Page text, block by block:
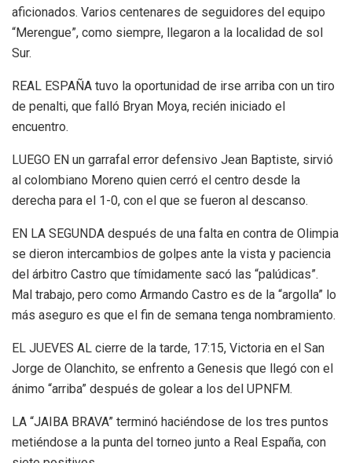
aficionados. Varios centenares de seguidores del equipo
“Merengue”, como siempre, llegaron a la localidad de sol
Sur.
REAL ESPAÑA tuvo la oportunidad de irse arriba con un tiro
de penalti, que falló Bryan Moya, recién iniciado el
encuentro.
LUEGO EN un garrafal error defensivo Jean Baptiste, sirvió
al colombiano Moreno quien cerró el centro desde la
derecha para el 1-0, con el que se fueron al descanso.
EN LA SEGUNDA después de una falta en contra de Olimpia
se dieron intercambios de golpes ante la vista y paciencia
del árbitro Castro que tímidamente sacó las “palúdicas”.
Mal trabajo, pero como Armando Castro es de la “argolla” lo
más aseguro es que el fin de semana tenga nombramiento.
EL JUEVES AL cierre de la tarde, 17:15, Victoria en el San
Jorge de Olanchito, se enfrento a Genesis que llegó con el
ánimo “arriba” después de golear a los del UPNFM.
LA “JAIBA BRAVA” terminó haciéndose de los tres puntos
metiéndose a la punta del torneo junto a Real España, con